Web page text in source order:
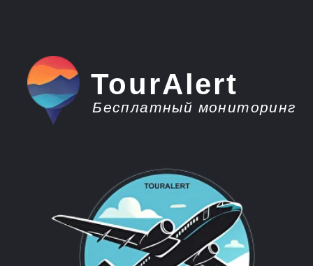
TourAlert
Бесплатный мониторинг